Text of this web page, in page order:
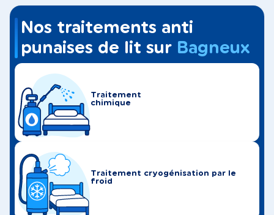
Nos traitements anti
punaises de lit sur Bagneux
Traitement
chimique
Traitement cryogénisation par le
froid